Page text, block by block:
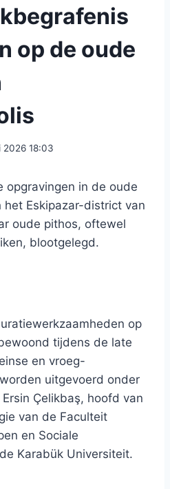
op de oude
2026 18:03
opgravingen in de oude
Eskipazar-district van
oude pithos, oftewel
blootgelegd.
op
tijdens de late
en vroeg-
uitgevoerd onder
Çelikbaş, hoofd van
van de Faculteit
en Sociale
Karabük Universiteit.